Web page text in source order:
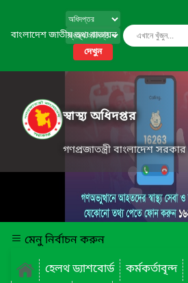
বাংলাদেশ জাতীয় তথ্য বাতায়ন
দেখুন
স্বাস্থ্য অধিদপ্তর
গণপ্রজাতন্ত্রী বাংলাদেশ সরকার
মেনু নির্বাচন করুন
হেলথ ড্যাশবোর্ড
কর্মকর্তাবৃন্দ